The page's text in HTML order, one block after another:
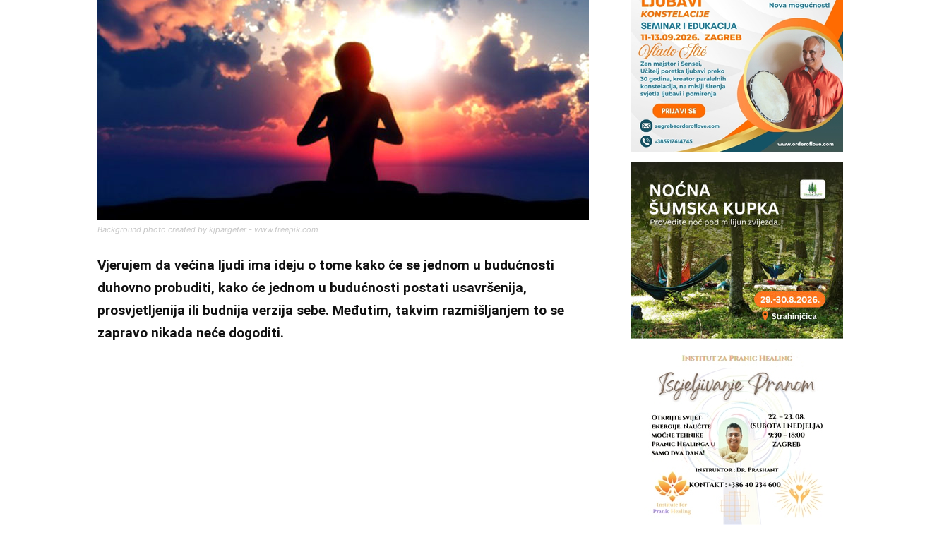
Background photo created by kjpargeter - www.freepik.com
Vjerujem da većina ljudi ima ideju o tome kako će se jednom u budućnosti
duhovno probuditi, kako će jednom u budućnosti postati usavršenija,
prosvjetljenija ili budnija verzija sebe. Međutim, takvim razmišljanjem to se
zapravo nikada neće dogoditi.